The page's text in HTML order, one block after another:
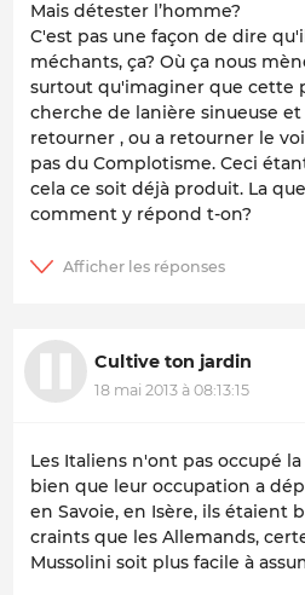
Mais détester l’homme?
C'est pas une façon de dire
méchants, ça? Où ça nous
surtout qu'imaginer que cette
cherche de lanière sinueuse
retourner , ou a retourner le
pas du Complotisme. Ceci
cela ce soit déjà produit. La
comment y répond t-on?
Cultive ton jardin
18 mai 2013 à 08:13:15
Les Italiens n'ont pas occupé
bien que leur occupation a
en Savoie, en Isère, ils étaient
craints que les Allemands,
Mussolini soit plus facile à